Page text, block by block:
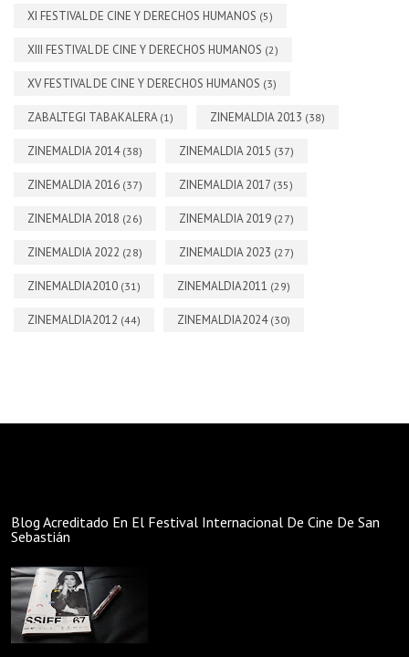
XI FESTIVAL DE CINE Y DERECHOS HUMANOS (5)
XIII FESTIVAL DE CINE Y DERECHOS HUMANOS (2)
XV FESTIVAL DE CINE Y DERECHOS HUMANOS (3)
ZABALTEGI TABAKALERA (1) ZINEMALDIA 2013 (38)
ZINEMALDIA 2014 (38) ZINEMALDIA 2015 (37)
ZINEMALDIA 2016 (37) ZINEMALDIA 2017 (35)
ZINEMALDIA 2018 (26) ZINEMALDIA 2019 (27)
ZINEMALDIA 2022 (28) ZINEMALDIA 2023 (27)
ZINEMALDIA2010 (31) ZINEMALDIA2011 (29)
ZINEMALDIA2012 (44) ZINEMALDIA2024 (30)
Blog Acreditado En El Festival Internacional De Cine De San
Sebastián